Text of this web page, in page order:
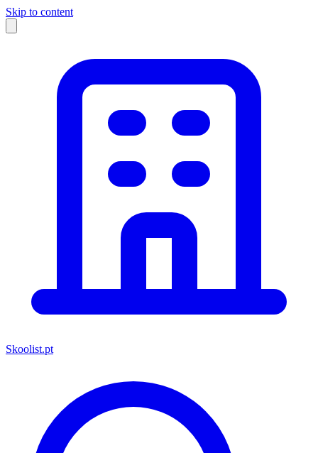
Skip to content
Skoolist.pt